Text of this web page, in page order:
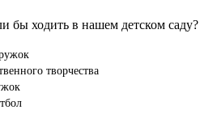
бы ходить в нашем детском саду?
творчества